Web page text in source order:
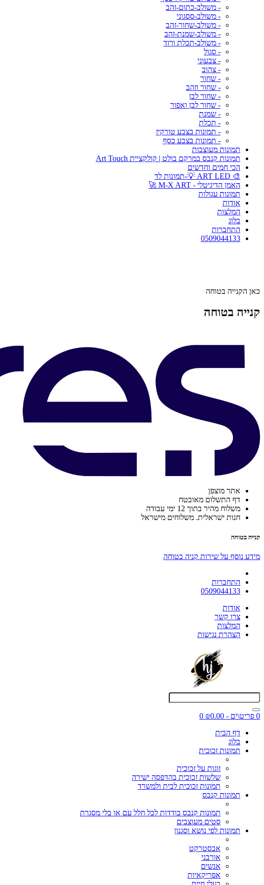
- משולב-כתום-זהב
- משולב-ססגוני
- משולב-שחור-זהב
- משולב-שמנת-זהב
- משולב-תכלת ורוד
- סגול
- צבעוני
- צהוב
- שחור
- שחור וזהב
- שחור לבן
- שחור לבן ואפור
- שמנת
- תכלת
- תמונות בצבע טורקיז
- תמונות בצבע כסף
תמונות מעוצבות
תמונות קנבס במרקם בולט | קולקציית Art Touch
הכי חמים וחדשים
🎨 ART LED 💡-תמונות לד
האמן הדיגיטלי - M-X ART 🚀
תמונות עגולות
אודות
המלצות
בלוג
התחברות
0509044133
כאן הקנייה בטוחה
קנייה בטוחה
אתר מוצפן
דף התשלום מאובטח
משלוח מהיר בתוך 12 ימי עבודה
חנות ישראלית. משלוחים מישראל
קנייה בטוחה
מידע נוסף על שירות קניה בטוחה
התחברות
0509044133
אודות
צרו קשר
המלצות
הצהרת נגישות
0 פריט\ים - ₪0.00
0
דף הבית
בלוג
תמונות זכוכית
זוגות על זכוכית
שלשות זכוכית בהדפסה ישירה
תמונות זכוכית לבית ולמשרד
תמונות קנבס
תמונות קנבס בודדות לכל חלל עם או בלי מסגרת
סטים מעוצבים
תמונות לפי נושא וסגנון
אבסטרקט
אורבני
אנשים
אפריקאיות